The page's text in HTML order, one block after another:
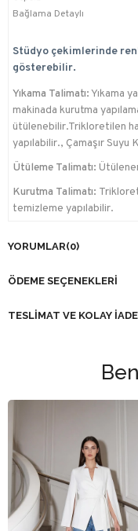
Bağlama Detaylı
Stüdyo çekimlerinde
gösterebilir.
Yıkama Talimatı:Yıkama
makinada kurutma
ütülenebilir.Trikloretilen
yapılabilir., Çamaşır Suyu
Ütüleme Talimatı:
Kurutma Talimatı:
temizleme yapılabilir.
YORUMLAR(0)
ÖDEME SEÇENEKLERI
TESLIMAT VE KOLAY İADE